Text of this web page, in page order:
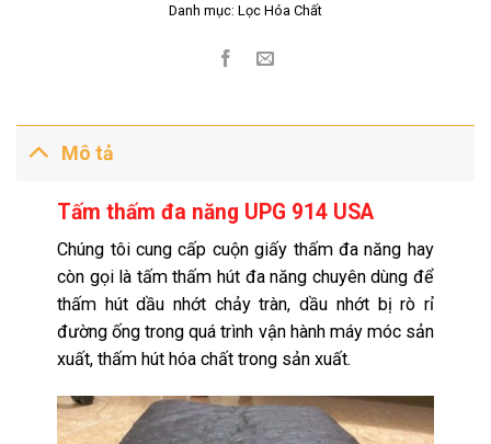
Danh mục: Lọc Hóa Chất
Mô tả
Tấm thấm đa năng UPG 914 USA
Chúng tôi cung cấp cuộn giấy thấm đa năng hay
còn gọi là tấm thấm hút đa năng chuyên dùng để
thấm hút dầu nhớt chảy tràn, dầu nhớt bị rò rỉ
đường ống trong quá trình vận hành máy móc sản
xuất, thấm hút hóa chất trong sản xuất.